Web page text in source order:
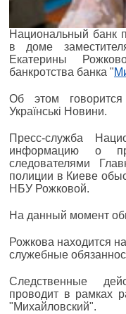
Национальный банк
в доме
Екатерины
банкротства банка "
Об этом
Українські Новини.
Пресс-служба
информацию о
следователями
полиции в Киеве
НБУ Рожковой.
На данный момент
Рожкова находится
служебные
Следственные
проводит в рамках
"Михайловский".